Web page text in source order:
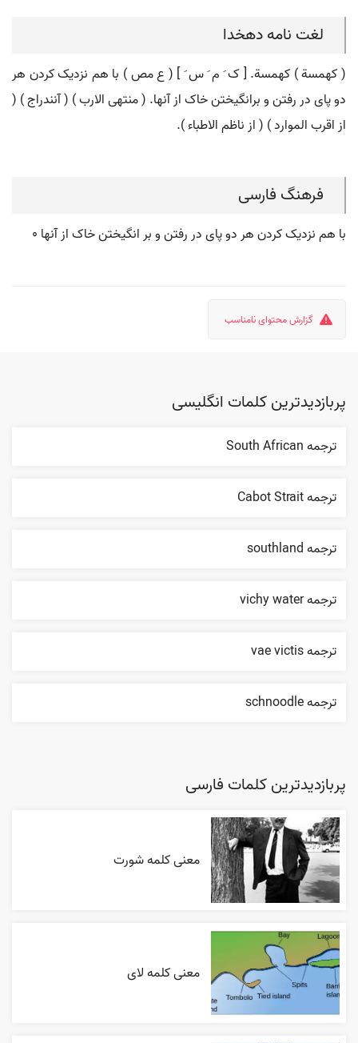
لغت نامه دهخدا
( کهمسة ) کهمسة. [ ک َ م َ س َ ] ( ع مص ) با هم نزدیک کردن هر
دو پای در رفتن و برانگیختن خاک از آنها. ( منتهی الارب ) ( آنندراج ) (
از اقرب الموارد ) ( از ناظم الاطباء ).
فرهنگ فارسی
با هم نزدیک کردن هر دو پای در رفتن و بر انگیختن خاک از آنها ٠
گزارش محتوای نامناسب
پربازدیدترین کلمات انگلیسی
ترجمه South African
ترجمه Cabot Strait
ترجمه southland
ترجمه vichy water
ترجمه vae victis
ترجمه schnoodle
پربازدیدترین کلمات فارسی
معنی کلمه شورت
معنی کلمه لای